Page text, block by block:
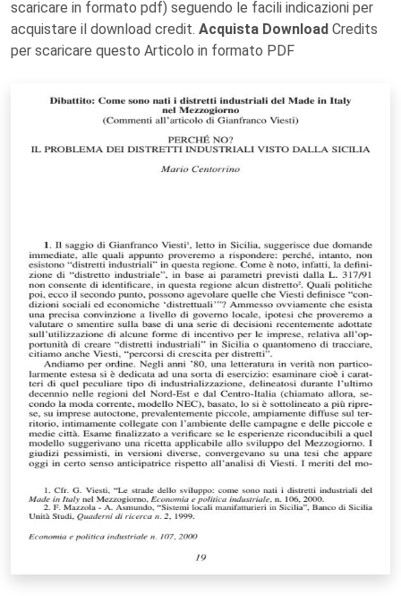
scaricare in formato pdf) seguendo le facili indicazioni per
acquistare il download credit. Acquista Download Credits
per scaricare questo Articolo in formato PDF